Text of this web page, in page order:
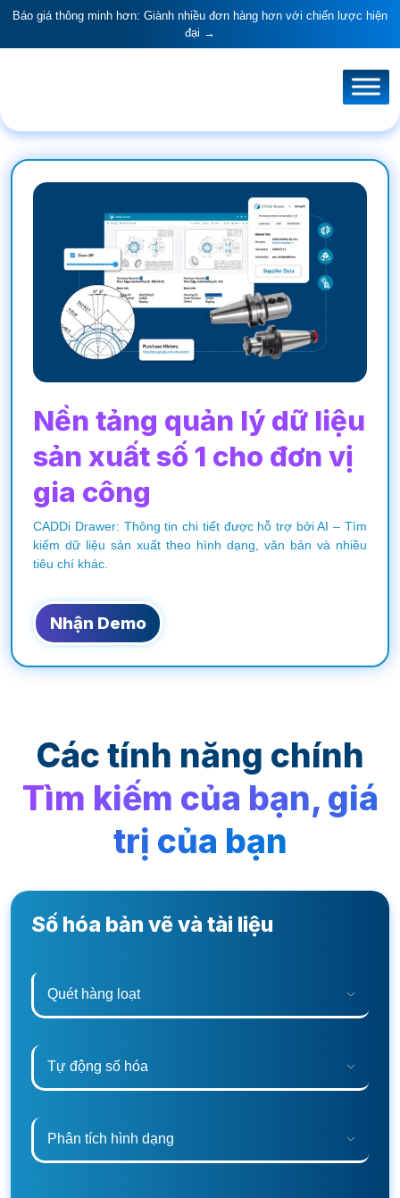
Báo giá thông minh hơn: Giành nhiều đơn hàng hơn với chiến lược hiện
đại →
Nền tảng quản lý dữ liệu
sản xuấtsố 1 cho đơn vị
gia công
CADDi Drawer: Thông tin chi tiết được hỗ trợ bởi AI – Tìm
kiếm dữ liệu sản xuất theo hình dạng, văn bản và nhiều
tiêu chí khác.
Nhận Demo
Các tính năng chính
Tìm kiếm của bạn, giá
trị của bạn
Số hóa bản vẽ và tài liệu
Quét hàng loạt
Tự động số hóa
Phân tích hình dạng